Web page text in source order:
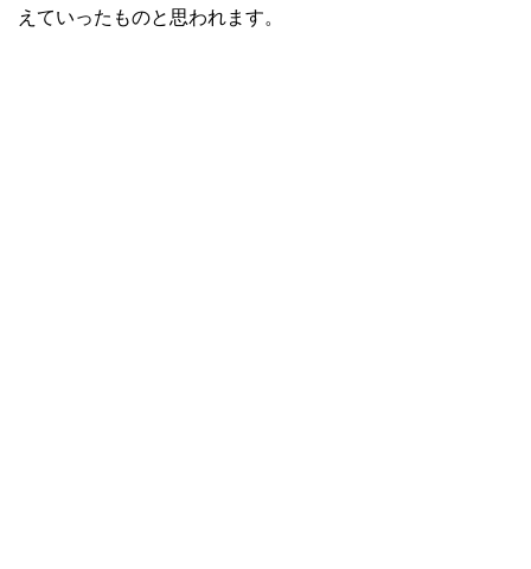
えていったものと思われます。